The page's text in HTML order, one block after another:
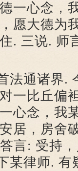
一心念，
愿大德为
. 三说. 师
通诸界.
一比丘偏
心念，我
居，房舍
言: 受持
某律师. 有